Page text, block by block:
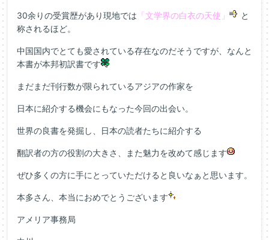
30余りの受賞歴があり現地では 「文学界の白衣の天使」
と
称されるほど。
中国国内でとても愛されている存在なのだそうですが、なんと
本書が本邦初訳書です
まだまだ刊行数が限られているアジアの作家を
日本に紹介する機会にもなった今回の出会い。
世界の良書を発掘し、日本の読者たちに紹介する
翻訳者の方の役割の大きさ、また魅力を改めて感じます
ぜひ多くの方に手にとっていただけると良いなぁと思います。
本多さん、本当におめでとうございます
アメリア事務局